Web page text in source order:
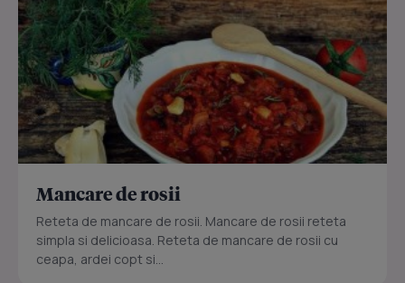
Mancare de rosii
Reteta de mancare de rosii. Mancare de rosii reteta
simpla si delicioasa. Reteta de mancare de rosii cu
ceapa, ardei copt si...